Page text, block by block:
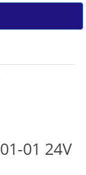
01 24V